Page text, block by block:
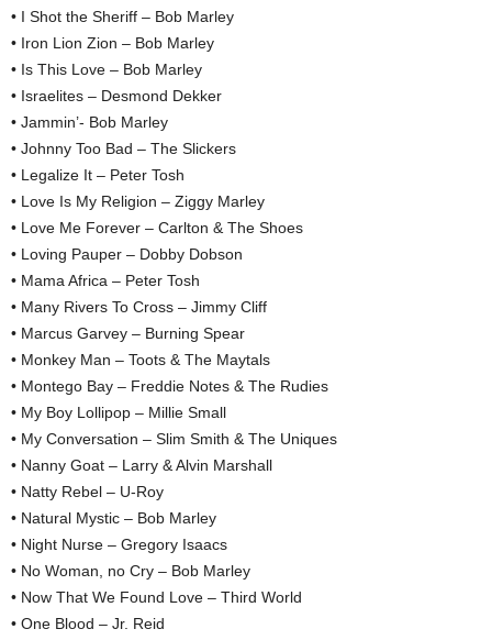
• I Shot the Sheriff – Bob Marley
• Iron Lion Zion – Bob Marley
• Is This Love – Bob Marley
• Israelites – Desmond Dekker
• Jammin’- Bob Marley
• Johnny Too Bad – The Slickers
• Legalize It – Peter Tosh
• Love Is My Religion – Ziggy Marley
• Love Me Forever – Carlton & The Shoes
• Loving Pauper – Dobby Dobson
• Mama Africa – Peter Tosh
• Many Rivers To Cross – Jimmy Cliff
• Marcus Garvey – Burning Spear
• Monkey Man – Toots & The Maytals
• Montego Bay – Freddie Notes & The Rudies
• My Boy Lollipop – Millie Small
• My Conversation – Slim Smith & The Uniques
• Nanny Goat – Larry & Alvin Marshall
• Natty Rebel – U-Roy
• Natural Mystic – Bob Marley
• Night Nurse – Gregory Isaacs
• No Woman, no Cry – Bob Marley
• Now That We Found Love – Third World
• One Blood – Jr. Reid